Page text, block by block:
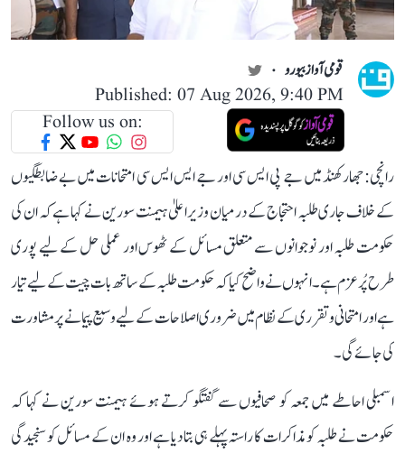
قومی آواز بیورو
Published: 07 Aug 2026, 9:40 PM
Follow us on:
رانچی: جھارکھنڈ میں جے پی ایس سی اور جے ایس ایس سی امتحانات میں بے ضابطگیوں
کے خلاف جاری طلبہ احتجاج کے درمیان وزیر اعلیٰ ہیمنت سورین نے کہا ہے کہ ان کی
حکومت طلبہ اور نوجوانوں سے متعلق مسائل کے ٹھوس اور عملی حل کے لیے پوری
طرح پُرعزم ہے۔ انہوں نے واضح کیا کہ حکومت طلبہ کے ساتھ بات چیت کے لیے تیار
ہے اور امتحانی و تقرری کے نظام میں ضروری اصلاحات کے لیے وسیع پیمانے پر مشاورت
کی جائے گی۔
اسمبلی احاطے میں جمعہ کو صحافیوں سے گفتگو کرتے ہوئے ہیمنت سورین نے کہا کہ
حکومت نے طلبہ کو مذاکرات کا راستہ پہلے ہی بتا دیا ہے اور وہ ان کے مسائل کو سنجیدگی